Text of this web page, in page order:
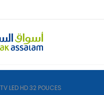
LED HD 32 POUCES